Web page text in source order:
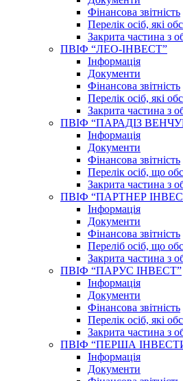
Фінансова звітність
Перелік осіб, які
Закрита частина з
ПВІФ “ЛЕО-ІНВЕСТ”
Інформація
Документи
Фінансова звітність
Перелік осіб, які
Закрита частина з
ПВІФ “ПАРАДІЗ
Інформація
Документи
Фінансова звітність
Перелік осіб, що
Закрита частина з
ПВІФ “ПАРТНЕР
Інформація
Документи
Фінансова звітність
Переліб осіб, що
Закрита частина з
ПВІФ “ПАРУС ІНВЕСТ”
Інформація
Документи
Фінансова звітність
Перелік осіб, які
Закрита частина з
ПВІФ “ПЕРША
Інформація
Документи